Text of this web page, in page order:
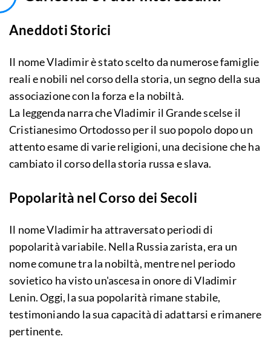
Aneddoti Storici
Il nome Vladimir è stato scelto da numerose famiglie
reali e nobili nel corso della storia, un segno della sua
associazione con la forza e la nobiltà.
La leggenda narra che Vladimir il Grande scelse il
Cristianesimo Ortodosso per il suo popolo dopo un
attento esame di varie religioni, una decisione che ha
cambiato il corso della storia russa e slava.
Popolarità nel Corso dei Secoli
Il nome Vladimir ha attraversato periodi di
popolarità variabile. Nella Russia zarista, era un
nome comune tra la nobiltà, mentre nel periodo
sovietico ha visto un'ascesa in onore di Vladimir
Lenin. Oggi, la sua popolarità rimane stabile,
testimoniando la sua capacità di adattarsi e rimanere
pertinente.